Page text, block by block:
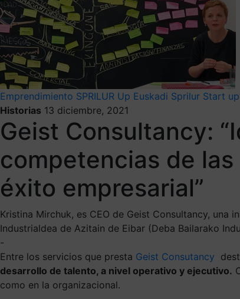
Emprendimiento SPRILUR Up Euskadi Sprilur Start up
Historias 13 diciembre, 2021
Geist Consultancy:
competencias de
éxito empresarial”
Kristina Mirchuk, es CEO de Geist Consultancy, una
Industrialdea de Azitain de Eibar (Deba Bailarako
-
Entre los servicios que presta Geist Consutancy
desarrollo de talento, a nivel operativo y ejecutivo.
como en la organizacional.